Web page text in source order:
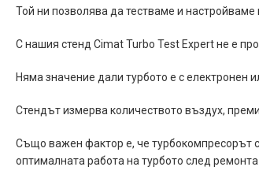
Той ни позволява да тестваме и
С нашия стенд Cimat Turbo Test Expert не е
Няма значение дали турбото е с електронен
Стендът измерва количеството въздух,
Също важен фактор е, че турбокомпресорът
оптималната работа на турбото след